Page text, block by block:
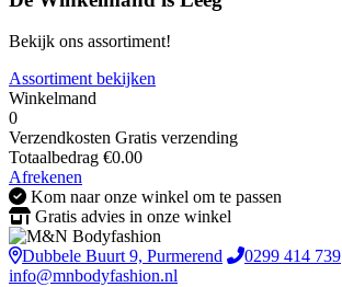
Bekijk ons assortiment!
Assortiment bekijken
Winkelmand
0
Verzendkosten Gratis verzending
Totaalbedrag €0.00
Afrekenen
Kom naar onze winkel om te passen
Gratis advies in onze winkel
Dubbele Buurt 9, Purmerend
0299 414 739
info@mnbodyfashion.nl